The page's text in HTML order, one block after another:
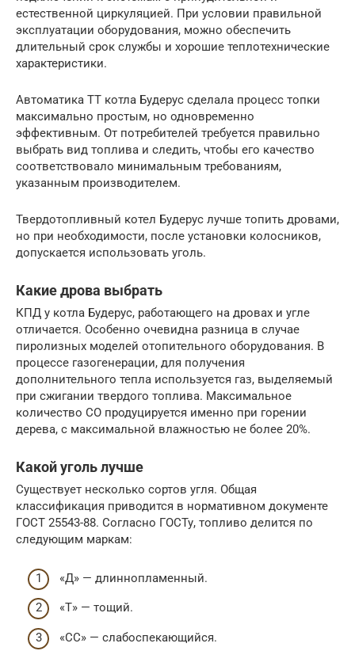
естественной циркуляцией. При условии правильной
эксплуатации оборудования, можно обеспечить
длительный срок службы и хорошие теплотехнические
характеристики.
Автоматика ТТ котла Будерус сделала процесс топки
максимально простым, но одновременно
эффективным. От потребителей требуется правильно
выбрать вид топлива и следить, чтобы его качество
соответствовало минимальным требованиям,
указанным производителем.
Твердотопливный котел Будерус лучше топить дровами,
но при необходимости, после установки колосников,
допускается использовать уголь.
Какие дрова выбрать
КПД у котла Будерус, работающего на дровах и угле
отличается. Особенно очевидна разница в случае
пиролизных моделей отопительного оборудования. В
процессе газогенерации, для получения
дополнительного тепла используется газ, выделяемый
при сжигании твердого топлива. Максимальное
количество СО продуцируется именно при горении
дерева, с максимальной влажностью не более 20%.
Какой уголь лучше
Существует несколько сортов угля. Общая
классификация приводится в нормативном документе
ГОСТ 25543-88. Согласно ГОСТу, топливо делится по
следующим маркам:
«Д» — длиннопламенный.
«Т» — тощий.
«СС» — слабоспекающийся.